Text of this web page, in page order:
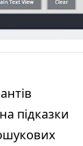
підказки